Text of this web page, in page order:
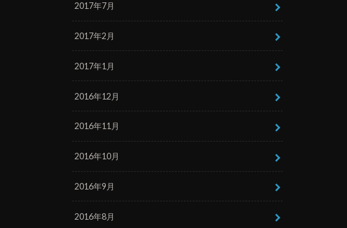
2017年7月
2017年2月
2017年1月
2016年12月
2016年11月
2016年10月
2016年9月
2016年8月